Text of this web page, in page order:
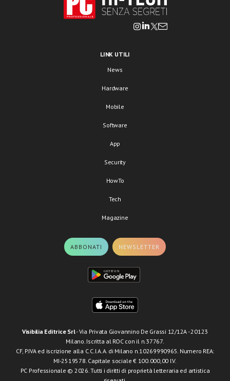
LINK UTILI
News
Hardware
Mobile
Software
App
Security
HowTo
Tech
Magazine
ABBONATI NEWSLETTER
Visibilia Editrice Srl- Via Privata Giovannino De Grassi 12/12A - 20123
Milano. Iscritta al ROC con il n.37767.
CF, P.IVA ed iscrizione alla C.C.I.A.A. di Milano n.10269990965. Numero REA:
MI-2519578. Capitale sociale € 100.000,00 I.V.
PC Professionale © 2026. Tutti i diritti di proprietà letteraria ed artistica